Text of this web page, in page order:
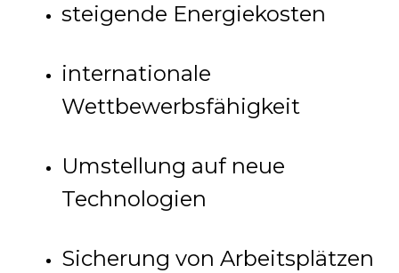
steigende Energiekosten
internationale
Wettbewerbsfähigkeit
Umstellung auf neue
Technologien
Sicherung von Arbeitsplätzen